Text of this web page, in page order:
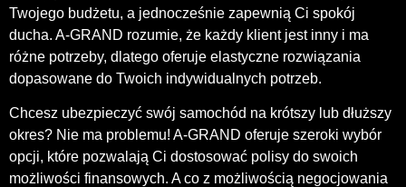
Twojego budżetu, a jednocześnie zapewnią Ci spokój
ducha. A-GRAND rozumie, że każdy klient jest inny i ma
różne potrzeby, dlatego oferuje elastyczne rozwiązania
dopasowane do Twoich indywidualnych potrzeb.
Chcesz ubezpieczyć swój samochód na krótszy lub dłuższy
okres? Nie ma problemu! A-GRAND oferuje szeroki wybór
opcji, które pozwalają Ci dostosować polisy do swoich
możliwości finansowych. A co z możliwością negocjowania